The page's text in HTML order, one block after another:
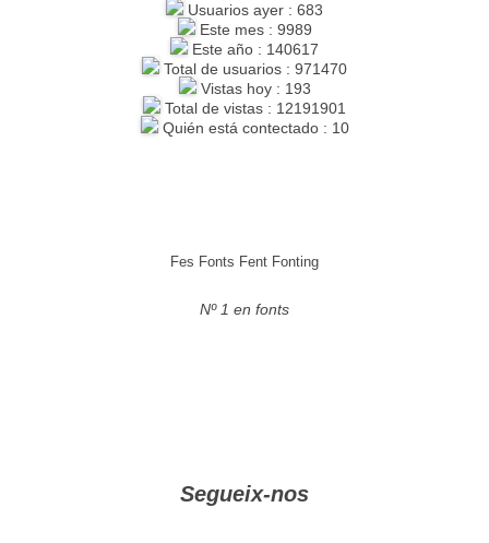
Usuarios ayer : 683
Este mes : 9989
Este año : 140617
Total de usuarios : 971470
Vistas hoy : 193
Total de vistas : 12191901
Quién está contectado : 10
Fes Fonts Fent Fonting
Nº 1 en fonts
Segueix-nos